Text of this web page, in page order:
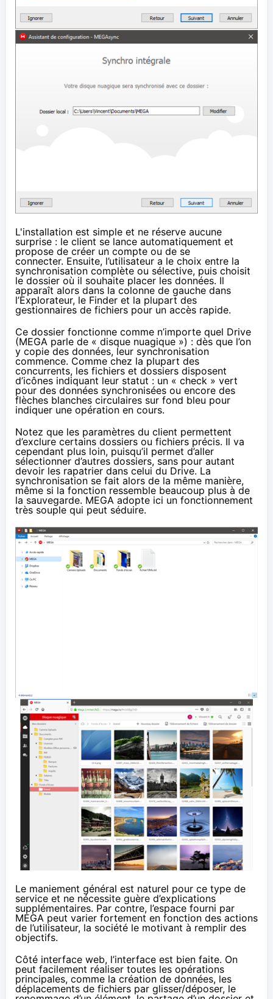
L'installation est simple et ne réserve aucune
surprise : le client se lance automatiquement et
propose de créer un compte ou de se
connecter. Ensuite, l’utilisateur a le choix entre la
synchronisation complète ou sélective, puis choisit
le dossier où il souhaite placer les données. Il
apparaît alors dans la colonne de gauche dans
l’Explorateur, le Finder et la plupart des
gestionnaires de fichiers pour un accès rapide.
Ce dossier fonctionne comme n’importe quel Drive
(MEGA parle de « disque nuagique ») : dès que l’on
y copie des données, leur synchronisation
commence. Comme chez la plupart des
concurrents, les fichiers et dossiers disposent
d’icônes indiquant leur statut : un « check » vert
pour des données synchronisées ou encore des
flèches blanches circulaires sur fond bleu pour
indiquer une opération en cours.
Notez que les paramètres du client permettent
d’exclure certains dossiers ou fichiers précis. Il va
cependant plus loin, puisqu’il permet d’aller
sélectionner d’autres dossiers, sans pour autant
devoir les rapatrier dans celui du Drive. La
synchronisation se fait alors de la même manière,
même si la fonction ressemble beaucoup plus à de
la sauvegarde. MEGA adopte ici un fonctionnement
très souple qui peut séduire.
Le maniement général est naturel pour ce type de
service et ne nécessite guère d’explications
supplémentaires. Par contre, l’espace fourni par
MEGA peut varier fortement en fonction des actions
de l’utilisateur, la société le motivant à remplir des
objectifs.
Côté interface web, l’interface est bien faite. On
peut facilement réaliser toutes les opérations
principales, comme la création de données, les
déplacements de fichiers par glisser/déposer, le